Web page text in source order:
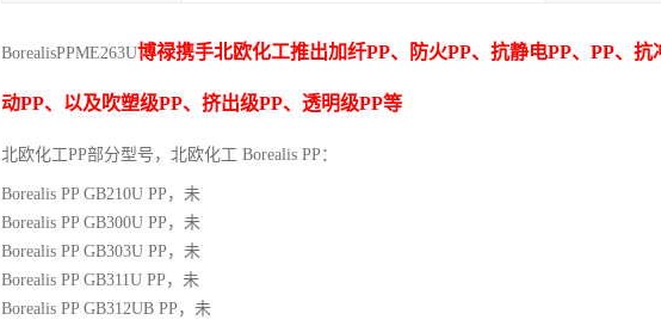
BorealisPPME263U博禄携手北欧化工推出加纤PP、防火PP、抗静电PP、 PP、抗
动PP、以及吹塑级PP、挤出级PP、透明级PP等
北欧化工PP部分型号，北欧化工 Borealis PP：
Borealis PP GB210U PP ，未
Borealis PP GB300U PP ，未
Borealis PP GB303U PP ，未
Borealis PP GB311U PP ，未
Borealis PP GB312UB PP ，未